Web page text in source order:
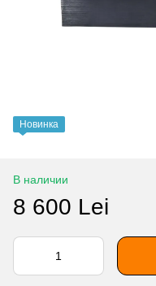
Новинка
В наличии
8 600 Lei